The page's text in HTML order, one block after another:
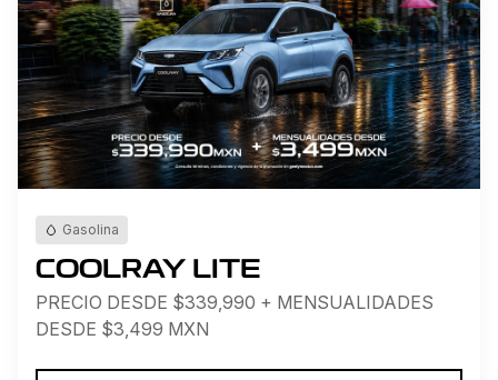
Gasolina
COOLRAY LITE
PRECIO DESDE $339,990 + MENSUALIDADES
DESDE $3,499 MXN